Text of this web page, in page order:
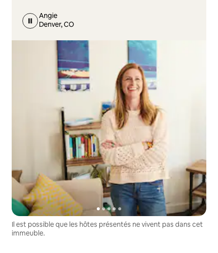
Angie
Denver, CO
Il est possible que les hôtes présentés ne vivent pas dans cet
immeuble.